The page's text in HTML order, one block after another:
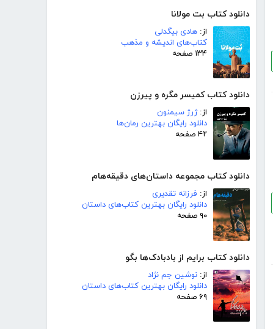
دانلود کتاب بت مولانا
از: هادی بیگدلی
کتاب‌های اندیشه و مذهب
۱۳۴ صفحه
دانلود کتاب کمیسر مگره و پیرزن
از:ژرژ سیمنون
دانلود رایگان بهترین رمان‌ها
۴۲ صفحه
دانلود کتاب مجموعه داستان‌های دقیقه‌هام
از: فرزانه تقدیری
دانلود رایگان بهترین کتاب‌های داستان
۹۰ صفحه
دانلود کتاب برایم از بادبادک‌ها بگو
از: نوشین جم نژاد
دانلود رایگان بهترین کتاب‌های داستان
۶۹ صفحه